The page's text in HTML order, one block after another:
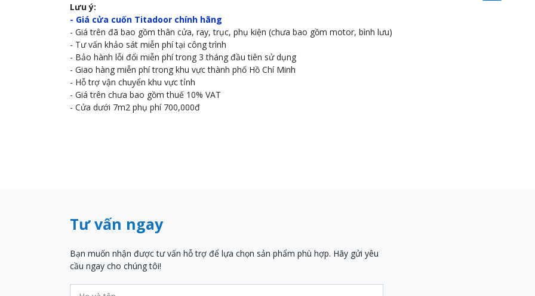
Lưu ý:
​- Giá cửa cuốn Titadoor chính hãng
- Giá trên đã bao gồm thân cửa, ray, trục, phụ kiện (chưa bao gồm motor, bình lưu)
- Tư vấn khảo sát miễn phí tại công trình
- Bảo hành lỗi đổi miễn phí trong 3 tháng đầu tiên sử dụng
- Giao hàng miễn phí trong khu vực thành phố Hồ Chí Minh
- Hỗ trợ vận chuyển khu vực tỉnh
- Giá trên chưa bao gồm thuế 10% VAT
- Cửa dưới 7m2 phụ phí 700,000đ
Tư vấn ngay
Bạn muốn nhận được tư vấn hỗ trợ để lựa chọn sản phẩm phù hợp. Hãy gửi yêu
cầu ngay cho chúng tôi!